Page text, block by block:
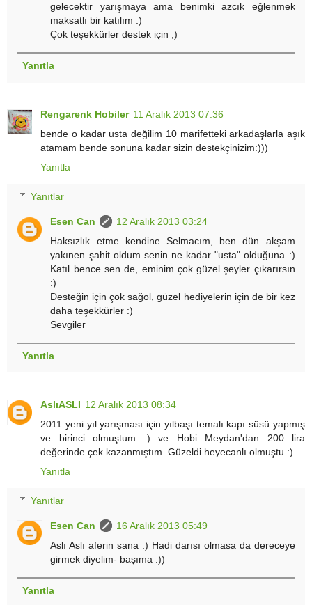
gelecektir yarışmaya ama benimki azcık eğlenmek
maksatlı bir katılım :)
Çok teşekkürler destek için ;)
Yanıtla
Rengarenk Hobiler 11 Aralık 2013 07:36
bende o kadar usta değilim 10 marifetteki arkadaşlarla aşık
atamam bende sonuna kadar sizin destekçinizim:)))
Yanıtla
Yanıtlar
Esen Can
12 Aralık 2013 03:24
Haksızlık etme kendine Selmacım, ben dün akşam
yakınen şahit oldum senin ne kadar "usta" olduğuna :)
Katıl bence sen de, eminim çok güzel şeyler çıkarırsın
:)
Desteğin için çok sağol, güzel hediyelerin için de bir kez
daha teşekkürler :)
Sevgiler
Yanıtla
AslıASLI 12 Aralık 2013 08:34
2011 yeni yıl yarışması için yılbaşı temalı kapı süsü yapmış
ve birinci olmuştum :) ve Hobi Meydan'dan 200 lira
değerinde çek kazanmıştım. Güzeldi heyecanlı olmuştu :)
Yanıtla
Yanıtlar
Esen Can
16 Aralık 2013 05:49
Aslı Aslı aferin sana :) Hadi darısı olmasa da dereceye
girmek diyelim- başıma :))
Yanıtla